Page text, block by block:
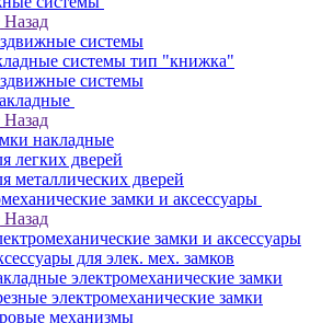
Назад
системы
системы тип "книжка"
системы
Назад
накладные
легких дверей
металлических дверей
замки и аксессуары
Назад
замки и аксессуары
для элек. мех. замков
электромеханические замки
электромеханические замки
механизмы